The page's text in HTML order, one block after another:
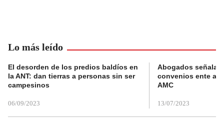
Lo más leído
El desorden de los predios baldíos en
la ANT: dan tierras a personas sin ser
campesinos
06/09/2023
Abogados
convenios ente
AMC
13/07/2023